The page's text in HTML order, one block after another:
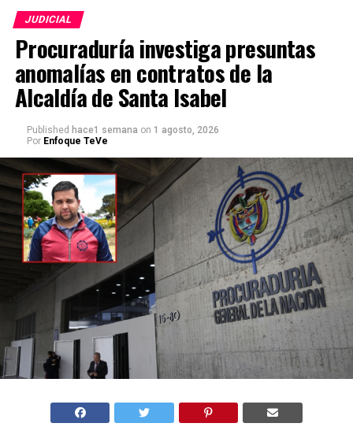
JUDICIAL
Procuraduría investiga presuntas
anomalías en contratos de la
Alcaldía de Santa Isabel
Published hace1 semana on 1 agosto, 2026
Por Enfoque TeVe